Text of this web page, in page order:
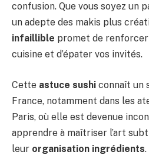
confusion. Que vous soyez un
un adepte des makis plus
infaillible promet de
cuisine et d’épater vos invités.
Cette astuce sushi connaît un
France, notamment dans les
Paris, où elle est devenue
apprendre à maîtriser l’art
leur organisation ingrédients